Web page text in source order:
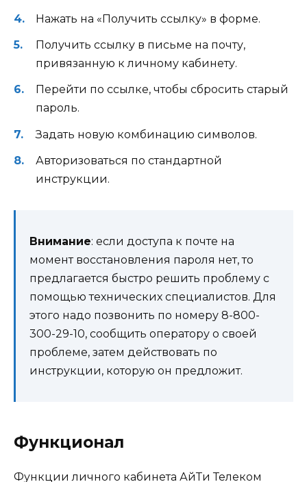
Нажать на «Получить ссылку» в форме.
Получить ссылку в письме на почту,
привязанную к личному кабинету.
Перейти по ссылке, чтобы сбросить старый
пароль.
Задать новую комбинацию символов.
Авторизоваться по стандартной
инструкции.
Внимание: если доступа к почте на
момент восстановления пароля нет, то
предлагается быстро решить проблему с
помощью технических специалистов. Для
этого надо позвонить по номеру 8-800-
300-29-10, сообщить оператору о своей
проблеме, затем действовать по
инструкции, которую он предложит.
Функционал
Функции личного кабинета АйТи Телеком